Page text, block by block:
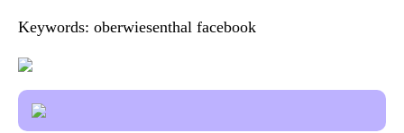
Keywords: oberwiesenthal facebook